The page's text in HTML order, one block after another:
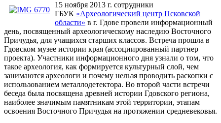
15 ноября 2013 г. сотрудники
ГБУК «Археологический центр Псковской
области» в г. Гдове провели информационный
день, посвященный археологическому наследию Восточного
Причудья, для учащихся старших классов. Встреча прошла в
Гдовском музее истории края (ассоциированный партнер
проекта). Участники информационного дня узнали о том, что
такое археология, как формируется культурный слой, чем
занимаются археологи и почему нельзя проводить раскопки с
использованием металлодетектора. Во второй части встречи
беседа была посвящена древней истории Гдовского региона,
наиболее значимым памятникам этой территории, этапам
освоения Восточного Причудья на протяжении средневековья.